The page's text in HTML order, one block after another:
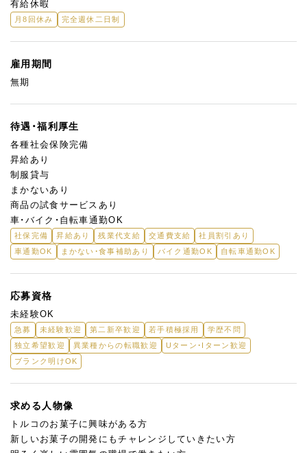
＜こんな方を求めています＞
★未経験OK！ トルコ菓子に興味があれば大歓迎です。
トルコと日本のお菓子文化の“架け橋”になってください。
っています。
今はまだ、トルコ人のお客様が9割。でもこれからは、「日本のお客
様にも愛されるトルコ菓子店」へ。
そのためには、日本人の感性と味覚を知っているあなたの力が必
要です。
まずは「ちょっと気になる」くらいでも大丈夫。
一緒に「日本で、トルコのお菓子文化を広める」お仕事をしません
※JR・名鉄弥富駅から徒歩圏内のセントラルキッチンでの勤務も
可能です。
詳細は面接時にご希望を伺いながら決定いたします。
有給休暇
月8回休み 完全週休二日制
雇用期間
無期
待遇・福利厚生
各種社会保険完備
昇給あり
制服貸与
まかないあり
商品の試食サービスあり
車・バイク・自転車通勤OK
社保完備 昇給あり 残業代支給 交通費支給
社員割引あり
車通勤OK
まかない・食事補助あり バイク通勤OK 自転車通勤OK
応募資格
未経験OK
急募 未経験歓迎 第二新卒歓迎 若手積極採用
学歴不問
独立希望歓迎
異業種からの転職歓迎
Uターン・Iターン歓迎
ブランク明けOK
求める人物像
トルコのお菓子に興味がある方
新しいお菓子の開発にもチャレンジしていきたい方